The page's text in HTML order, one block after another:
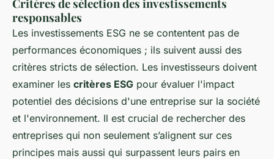
Critères de sélection des investissements
responsables
Les investissements ESG ne se contentent pas de
performances économiques ; ils suivent aussi des
critères stricts de sélection. Les investisseurs doivent
examiner les critères ESG pour évaluer l'impact
potentiel des décisions d'une entreprise sur la société
et l'environnement. Il est crucial de rechercher des
entreprises qui non seulement s’alignent sur ces
principes mais aussi qui surpassent leurs pairs en